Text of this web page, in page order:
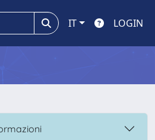
IT LOGIN